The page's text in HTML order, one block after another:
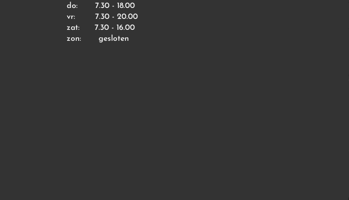
do: 7.30 - 18.00
vr: 7.30 - 20.00
zat: 7.30 - 16.00
zon: gesloten